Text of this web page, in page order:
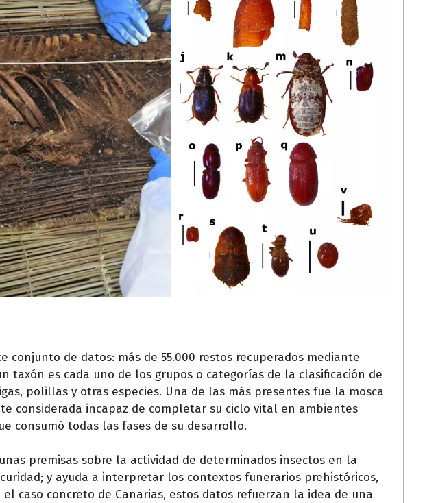
conjunto de datos: más de 55.000 restos recuperados mediante
taxón es cada uno de los grupos o categorías de la clasificación de
polillas y otras especies. Una de las más presentes fue la mosca
considerada incapaz de completar su ciclo vital en ambientes
consumó todas las fases de su desarrollo.
premisas sobre la actividad de determinados insectos en la
y ayuda a interpretar los contextos funerarios prehistóricos,
caso concreto de Canarias, estos datos refuerzan la idea de una